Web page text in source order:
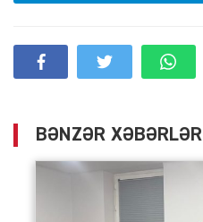
BƏNZƏR XƏBƏRLƏR